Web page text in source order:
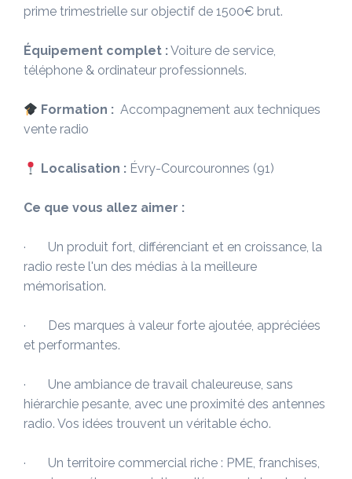
prime trimestrielle sur objectif de 1500€ brut.
Équipement complet :Voiture de service,
téléphone & ordinateur professionnels.
Formation :Accompagnement aux techniques
vente radio
Localisation : Évry-Courcouronnes (91)
Ce que vous allez aimer :
· Un produit fort, différenciant et en croissance, la
radio reste l'un des médias à la meilleure
mémorisation.
· Des marques à valeur forte ajoutée, appréciées
et performantes.
· Une ambiance de travail chaleureuse, sans
hiérarchie pesante, avec une proximité des antennes
radio. Vos idées trouvent un véritable écho.
· Un territoire commercial riche : PME, franchises,